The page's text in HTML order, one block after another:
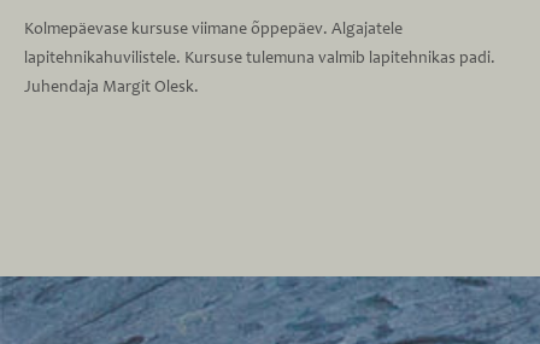
Kolmepäevase kursuse viimane õppepäev. Algajatele
lapitehnikahuvilistele. Kursuse tulemuna valmib lapitehnikas padi.
Juhendaja Margit Olesk.